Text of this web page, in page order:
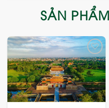
SẢN
Add
to
wishlist